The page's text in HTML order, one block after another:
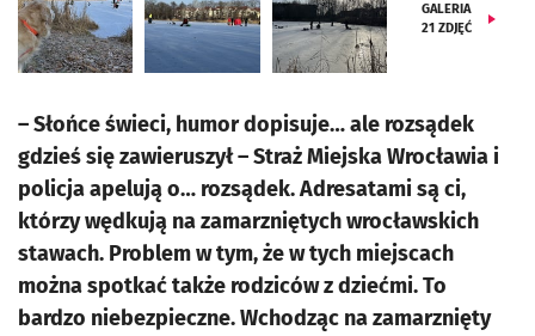
GALERIA
21 ZDJĘĆ
– Słońce świeci, humor dopisuje… ale rozsądek
gdzieś się zawieruszył – Straż Miejska Wrocławia i
policja apelują o… rozsądek. Adresatami są ci,
którzy wędkują na zamarzniętych wrocławskich
stawach. Problem w tym, że w tych miejscach
można spotkać także rodziców z dziećmi. To
bardzo niebezpieczne. Wchodząc na zamarznięty